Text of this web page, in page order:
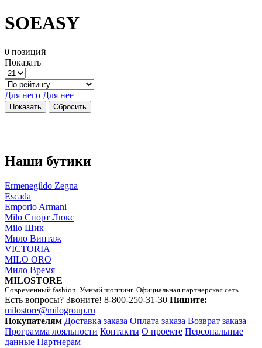
SOEASY
0 позиций
Показать
Для него Для нее
Наши бутики
Ermenegildo Zegna
Escada
Emporio Armani
Milo Спорт Люкс
Milo Шик
Мило Винтаж
VICTORIA
MILO ORO
Мило Время
MILOSTORE
Современный fashion. Умный шоппинг. Официальная партнерская сеть.
Есть вопросы? Звоните! 8-800-250-31-30 Пишите:
milostore@milogroup.ru
Покупателям Доставка заказа Оплата заказа Возврат заказа
Программа лояльности Контакты О проекте Персональные
данные Партнерам